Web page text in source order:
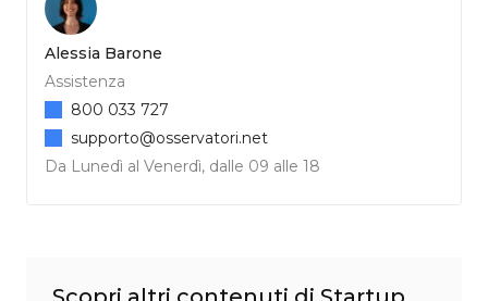
Alessia Barone
Assistenza
Da Lunedì al Venerdì, dalle 09 alle 18
800 033 727
supporto@osservatori.net